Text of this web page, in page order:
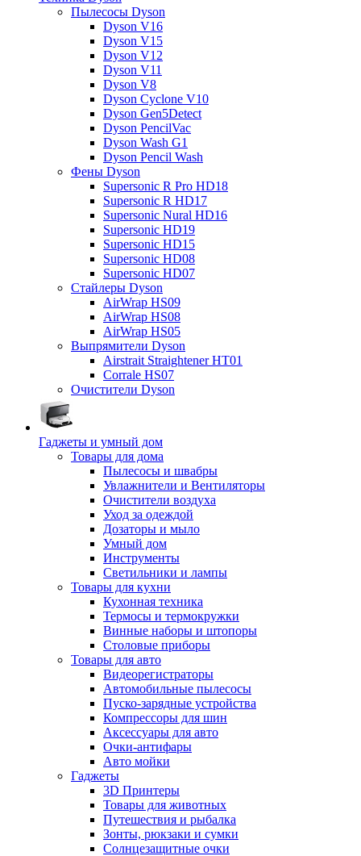
Пылесосы Dyson
Dyson V16
Dyson V15
Dyson V12
Dyson V11
Dyson V8
Dyson Cyclone V10
Dyson Gen5Detect
Dyson PencilVac
Dyson Wash G1
Dyson Pencil Wash
Фены Dyson
Supersonic R Pro HD18
Supersonic R HD17
Supersonic Nural HD16
Supersonic HD19
Supersonic HD15
Supersonic HD08
Supersonic HD07
Стайлеры Dyson
AirWrap HS09
AirWrap HS08
AirWrap HS05
Выпрямители Dyson
Airstrait Straightener HT01
Corrale HS07
Очистители Dyson
Гаджеты и умный дом
Товары для дома
Пылесосы и швабры
Увлажнители и Вентиляторы
Очистители воздуха
Уход за одеждой
Дозаторы и мыло
Умный дом
Инструменты
Светильники и лампы
Товары для кухни
Кухонная техника
Термосы и термокружки
Винные наборы и штопоры
Столовые приборы
Товары для авто
Видеорегистраторы
Автомобильные пылесосы
Пуско-зарядные устройства
Компрессоры для шин
Аксессуары для авто
Очки-антифары
Авто мойки
Гаджеты
3D Принтеры
Товары для животных
Путешествия и рыбалка
Зонты, рюкзаки и сумки
Солнцезащитные очки